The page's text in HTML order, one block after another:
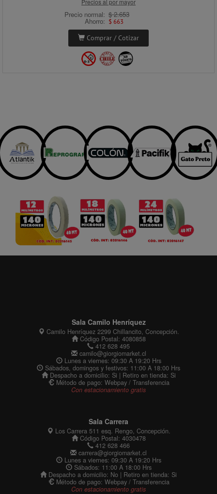
Precios al por mayor
Precio normal: $ 2.653
Ahorro: $ 663
Comprar / Cotizar
Sala Camilo Henríquez
Camilo Henríquez 2299 Chillancito, Concepción.
Código Postal: 4080858
412 628 495
camilo@giorgiomarket.cl
Lunes a viernes: 09:30 A 19:20 Hrs
Sábados, domingos y festivos: 11:00 A 18:00 Hrs
Despacho a domicilio: Si | Retiro en tienda: Si
Método de pago: Webpay / Transferencia
Con estacionamiento gratis
Sala Carrera
Los Carrera 511 esq. Rengo, Concepción.
Código Postal: 4030478
412 628 466
carrera@giorgiomarket.cl
Lunes a viernes: 09:30 A 19:20 Hrs
Sábados: 11:00 A 18:00 Hrs
Despacho a domicilio: No | Retiro en tienda: Si
Método de pago: Webpay / Transferencia
Con estacionamiento gratis